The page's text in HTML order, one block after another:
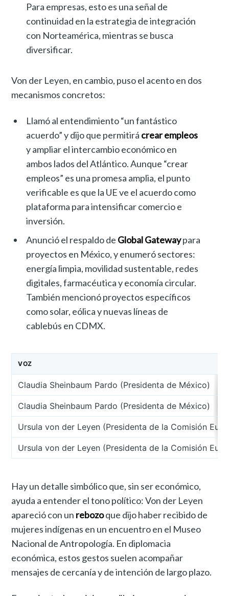
Para empresas, esto es una señal de
continuidad en la estrategia de integración
con Norteamérica, mientras se busca
diversificar.
Von der Leyen, en cambio, puso el acento en dos
mecanismos concretos:
Llamó al entendimiento “un fantástico
acuerdo” y dijo que permitirá crear empleos
y ampliar el intercambio económico en
ambos lados del Atlántico. Aunque “crear
empleos” es una promesa amplia, el punto
verificable es que la UE ve el acuerdo como
plataforma para intensificar comercio e
inversión.
Anunció el respaldo de Global Gatewaypara
proyectos en México, y enumeró sectores:
energía limpia, movilidad sustentable, redes
digitales, farmacéutica y economía circular.
También mencionó proyectos específicos
como solar, eólica y nuevas líneas de
cablebús en CDMX.
VOZ
Claudia Sheinbaum Pardo (Presidenta de México)
Claudia Sheinbaum Pardo (Presidenta de México)
Ursula von der Leyen (Presidenta de la Comisión
Ursula von der Leyen (Presidenta de la Comisión
Hay un detalle simbólico que, sin ser económico,
ayuda a entender el tono político: Von der Leyen
apareció con un rebozoque dijo haber recibido de
mujeres indígenas en un encuentro en el Museo
Nacional de Antropología. En diplomacia
económica, estos gestos suelen acompañar
mensajes de cercanía y de intención de largo plazo.